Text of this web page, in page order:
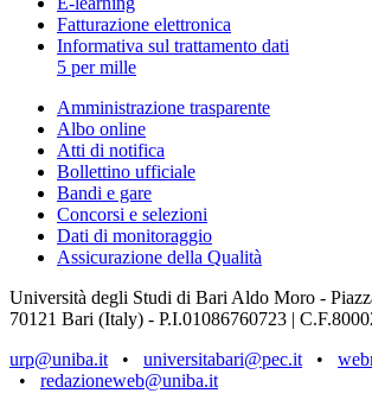
Fatturazione elettronica
Informativa sul trattamento dati
5 per mille
Amministrazione trasparente
Albo online
Atti di notifica
Bollettino ufficiale
Bandi e gare
Concorsi e selezioni
Dati di monitoraggio
Assicurazione della Qualità
Università degli Studi di Bari Aldo Moro -
70121 Bari (Italy) - P.I.01086760723 |
urp@uniba.it • universitabari@pec.it •
• redazioneweb@uniba.it